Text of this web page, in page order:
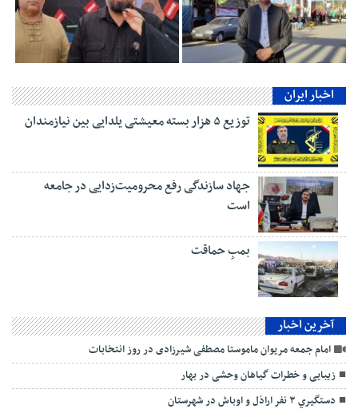
اخبار ایران
توزیع ۵ هزار بسته معیشتی یلدایی بین نیازمندان
جهاد سازندگی رفع محرومیت‌زدایی در جامعه
است
بمبِ حماقت
آخرین اخبار
امام جمعه مریوان ماموستا مصطفی شیرزادی در روز انتخابات
زیبایی و خطرات گیاهان وحشی در بهار
دستگيري ۳ نفر اراذل و اوباش در شهرستان